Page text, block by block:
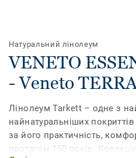
Натуральний лінолеум
VENETO
- Veneto
Лінолеум Tarkett – одне з
найнатуральніших
за його практичність,
протягом 150 років.